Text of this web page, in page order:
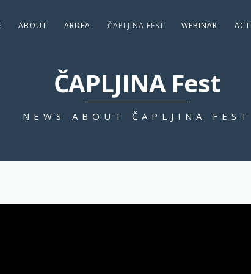
ABOUT ARDEA ČAPLJINA FEST WEBINAR
ČAPLJINA Fest
NEWS ABOUT ČAPLJINA FEST